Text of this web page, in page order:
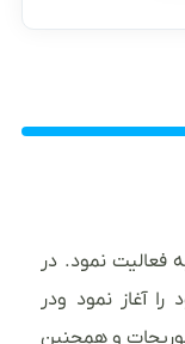
از سال 1392 شروع به فعالیت نمود. در
را آغاز نمود ودر
و همچنین